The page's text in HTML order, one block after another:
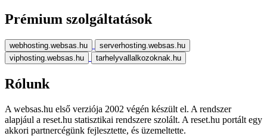
Prémium szolgáltatások
webhosting.websas.hu
serverhosting.websas.hu
viphosting.websas.hu
tarhelyvallalkozoknak.hu
Rólunk
A websas.hu első verziója 2002 végén készült el. A rendszer
alapjául a reset.hu statisztikai rendszere szolált. A reset.hu portált egy
akkori partnercégünk fejlesztette, és üzemeltette.